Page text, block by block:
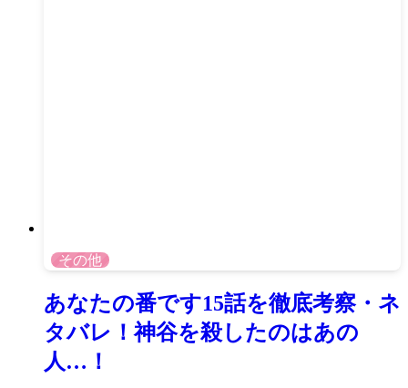
その他
あなたの番です15話を徹底考察・ネ
タバレ！神谷を殺したのはあの
人…！